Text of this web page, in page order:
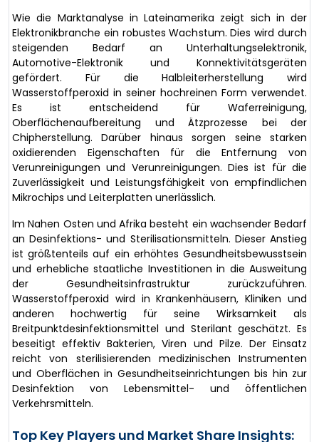
Wie die Marktanalyse in Lateinamerika zeigt sich in der
Elektronikbranche ein robustes Wachstum. Dies wird durch
steigenden Bedarf an Unterhaltungselektronik,
Automotive-Elektronik und Konnektivitätsgeräten
gefördert. Für die Halbleiterherstellung wird
Wasserstoffperoxid in seiner hochreinen Form verwendet.
Es ist entscheidend für Waferreinigung,
Oberflächenaufbereitung und Ätzprozesse bei der
Chipherstellung. Darüber hinaus sorgen seine starken
oxidierenden Eigenschaften für die Entfernung von
Verunreinigungen und Verunreinigungen. Dies ist für die
Zuverlässigkeit und Leistungsfähigkeit von empfindlichen
Mikrochips und Leiterplatten unerlässlich.
Im Nahen Osten und Afrika besteht ein wachsender Bedarf
an Desinfektions- und Sterilisationsmitteln. Dieser Anstieg
ist größtenteils auf ein erhöhtes Gesundheitsbewusstsein
und erhebliche staatliche Investitionen in die Ausweitung
der Gesundheitsinfrastruktur zurückzuführen.
Wasserstoffperoxid wird in Krankenhäusern, Kliniken und
anderen hochwertig für seine Wirksamkeit als
Breitpunktdesinfektionsmittel und Sterilant geschätzt. Es
beseitigt effektiv Bakterien, Viren und Pilze. Der Einsatz
reicht von sterilisierenden medizinischen Instrumenten
und Oberflächen in Gesundheitseinrichtungen bis hin zur
Desinfektion von Lebensmittel- und öffentlichen
Verkehrsmitteln.
Top Key Players und Market Share Insights: